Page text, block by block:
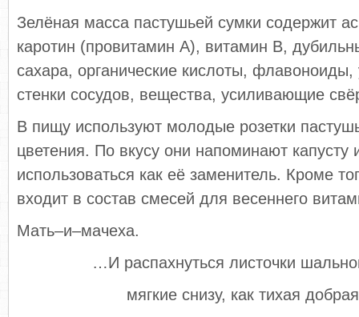
Зелёная масса пастушьей сумки содержит
каротин (провитамин А), витамин В,
сахара, органические кислоты,
стенки сосудов, вещества, усиливающие
В пищу используют молодые розетки
цветения. По вкусу они напоминают капусту
использоваться как её заменитель. Кроме
входит в состав смесей для весеннего
Мать–и–мачеха.
…И распахнуться листочки
мягкие снизу, как тихая